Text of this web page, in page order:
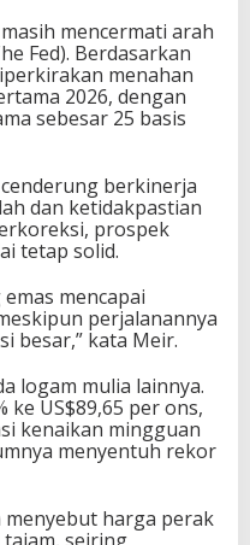
mencermati arah
Fed). Berdasarkan
menahan
2026, dengan
sebesar 25 basis
berkinerja
dan ketidakpastian
prospek
tetap solid.
mencapai
perjalanannya
besar,” kata Meir.
logam mulia lainnya.
ke US$89,65 per ons,
kenaikan mingguan
menyentuh rekor
menyebut harga perak